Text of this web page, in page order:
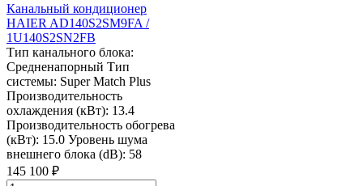
Канальный кондиционер
HAIER AD140S2SM9FA /
1U140S2SN2FB
Тип канального блока:
Средненапорный Тип
системы: Super Match Plus
Производительность
охлаждения (кВт): 13.4
Производительность обогрева
(кВт): 15.0 Уровень шума
внешнего блока (dB): 58
145 100 ₽